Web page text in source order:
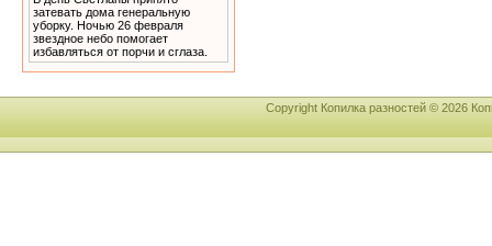
затевать дома генеральную
уборку. Ночью 26 февраля
звездное небо помогает
избавляться от порчи и сглаза.
Copyright Копилка разностей © 2026